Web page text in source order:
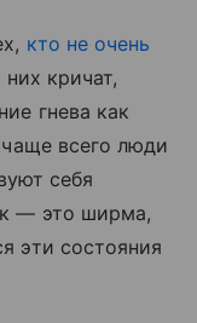
кто не очень
кричат,
гнева как
всего люди
себя
— это ширма,
эти состояния